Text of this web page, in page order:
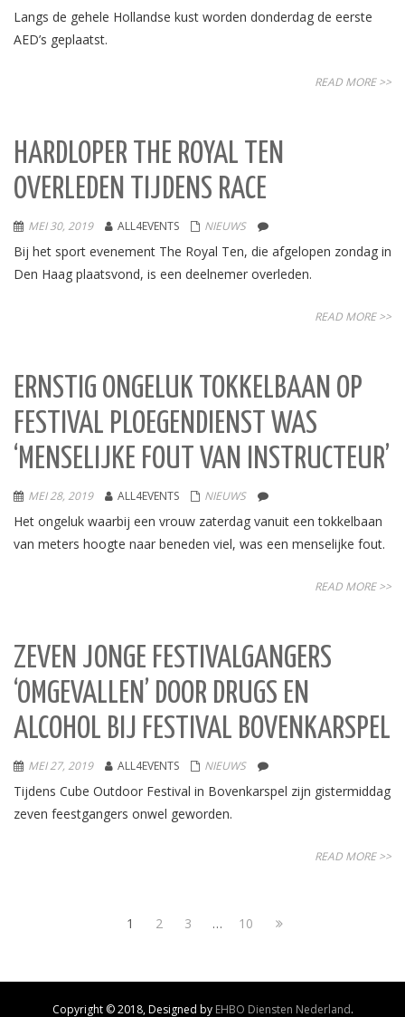
Langs de gehele Hollandse kust worden donderdag de eerste
AED’s geplaatst.
READ MORE >>
HARDLOPER THE ROYAL TEN
OVERLEDEN TIJDENS RACE
MEI 30, 2019 ALL4EVENTS NIEUWS
Bij het sport evenement The Royal Ten, die afgelopen zondag in
Den Haag plaatsvond, is een deelnemer overleden.
READ MORE >>
ERNSTIG ONGELUK TOKKELBAAN OP
FESTIVAL PLOEGENDIENST WAS
‘MENSELIJKE FOUT VAN INSTRUCTEUR’
MEI 28, 2019 ALL4EVENTS NIEUWS
Het ongeluk waarbij een vrouw zaterdag vanuit een tokkelbaan
van meters hoogte naar beneden viel, was een menselijke fout.
READ MORE >>
ZEVEN JONGE FESTIVALGANGERS
‘OMGEVALLEN’ DOOR DRUGS EN
ALCOHOL BIJ FESTIVAL BOVENKARSPEL
MEI 27, 2019 ALL4EVENTS NIEUWS
Tijdens Cube Outdoor Festival in Bovenkarspel zijn gistermiddag
zeven feestgangers onwel geworden.
READ MORE >>
1 2 3 … 10
Copyright © 2018, Designed by EHBO Diensten Nederland.